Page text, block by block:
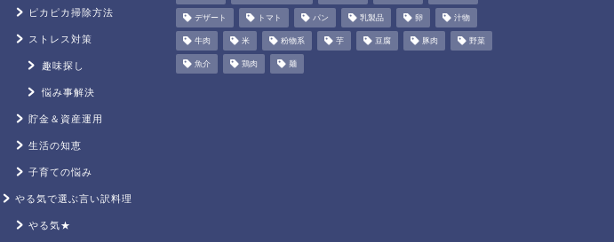
ピカピカ掃除方法
ストレス対策
趣味探し
悩み事解決
貯金＆資産運用
生活の知恵
子育ての悩み
やる気で選ぶ言い訳料理
やる気★
デザート トマト パン 乳製品 卵 汁物
牛肉 米 粉物系 芋 豆腐 豚肉 野菜
魚介 鶏肉 麺